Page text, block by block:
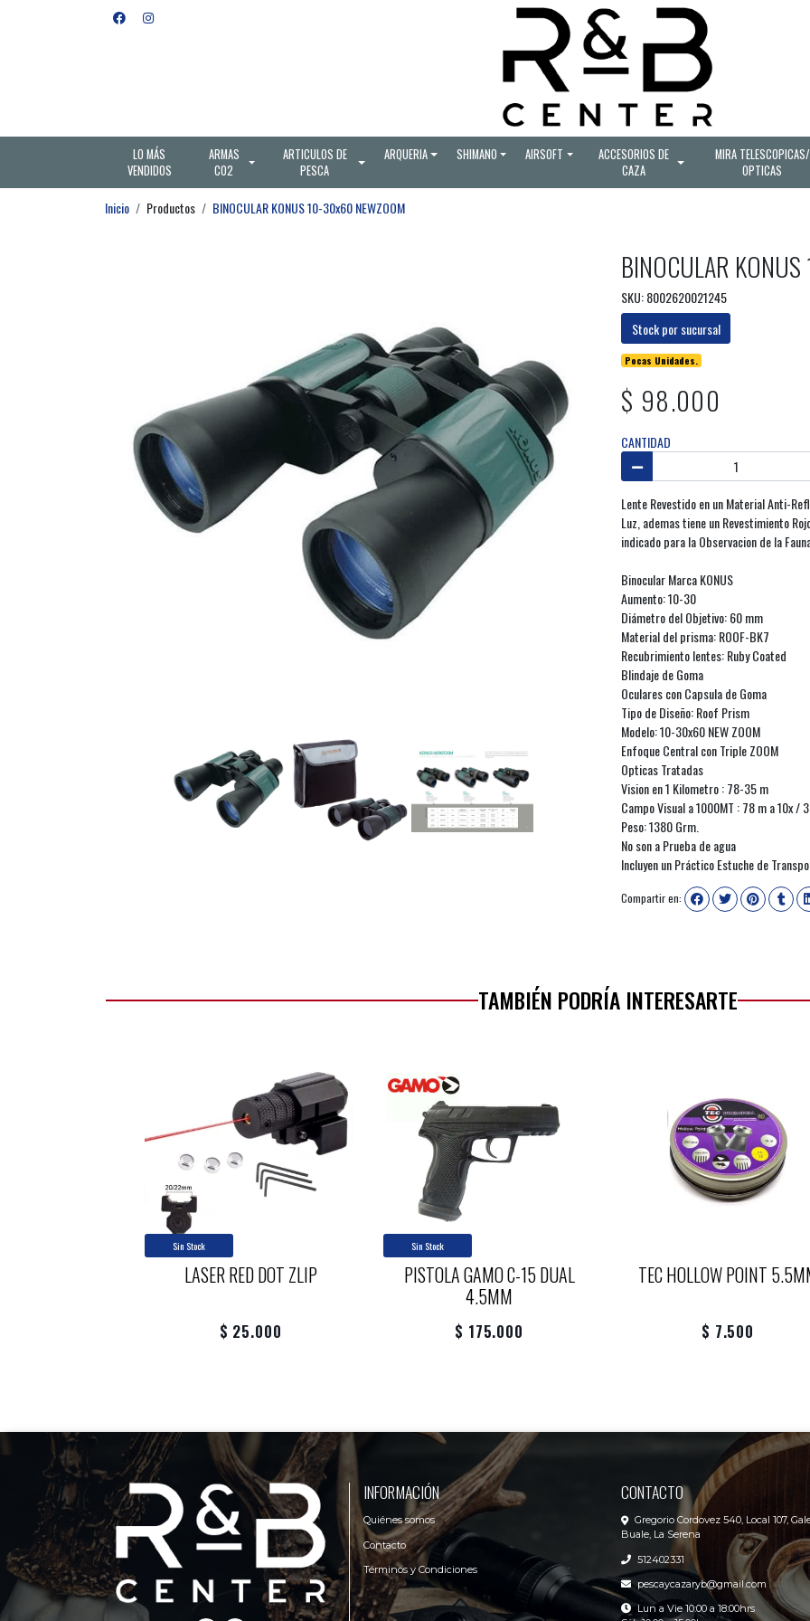
LO MÁS
VENDIDOS
ARMAS
CO2
ARTICULOS DE
PESCA
ARQUERIA SHIMANO AIRSOFT
ACCESORIOS DE
CAZA
MIRA TELESCOPICAS/
OPTICAS
Inicio Productos BINOCULAR KONUS 10-30x60 NEWZOOM
BINOCULAR
SKU: 8002620021245
Stock por sucursal
Pocas Unidades.
$ 98.000
CANTIDAD
Lente Revestido en un Material Anti-
Luz, ademas tiene un Revestimiento
indicado para la Observacion de la
Binocular Marca KONUS
Aumento: 10-30
Diámetro del Objetivo: 60 mm
Material del prisma: ROOF-BK7
Recubrimiento lentes: Ruby Coated
Blindaje de Goma
Oculares con Capsula de Goma
Tipo de Diseño: Roof Prism
Modelo: 10-30x60 NEW ZOOM
Enfoque Central con Triple ZOOM
Opticas Tratadas
Vision en 1 Kilometro : 78-35 m
Campo Visual a 1000MT : 78 m a 10x /
Peso: 1380 Grm.
No son a Prueba de agua
Incluyen un Práctico Estuche de
Compartir en:
TAMBIÉN PODRÍA INTERESARTE
Sin Stock
LASER RED DOT ZLIP
$ 25.000
Sin Stock
PISTOLA GAMO C-15 DUAL
4.5MM
$ 175.000
TEC HOLLOW POINT
$ 7.500
INFORMACIÓN
Quiénes somos
Contacto
Términos y Condiciones
CONTACTO
Gregorio Cordovez 540, Local 107,
Buale, La Serena
512402331
pescaycazaryb@gmail.com
Lun a Vie 10:00 a 18:00hrs